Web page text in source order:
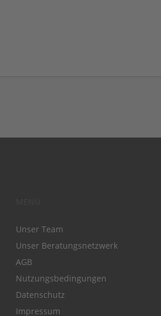
Unser Team
Unser Beratungsnetzwerk
AGB
Nutzungsbedingungen
Datenschutz
Impressum